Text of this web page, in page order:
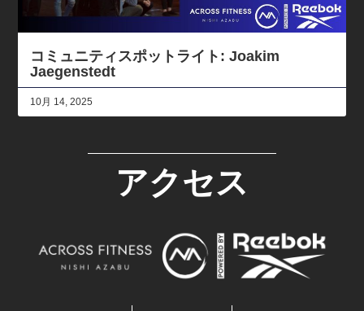
コミュニティスポットライト: Joakim
Jaegenstedt
10月 14, 2025
アクセス